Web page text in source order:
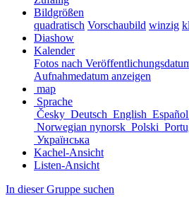
Bildgrößen
quadratisch Vorschaubild winzig
Diashow
Kalender
Fotos nach
Aufnahmedatum anzeigen
map
Sprache
Česky Deutsch English Español
Norwegian nynorsk Polski
Українська
Kachel-Ansicht
Listen-Ansicht
In dieser Gruppe suchen